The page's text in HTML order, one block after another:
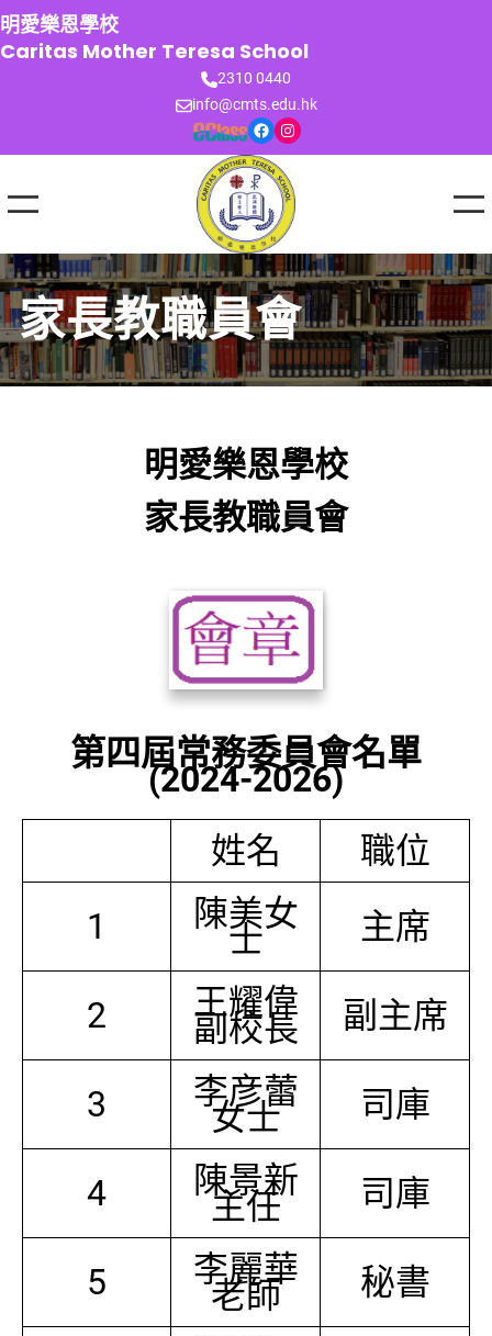
跳
至
主
明愛樂恩學校
Caritas Mother Teresa School
2310 0440
info@cmts.edu.hk
Facebook Instagram
家長教職員會
明愛樂恩學校
家長教職員會
第四屆常務委員會名單
(2024-2026)
姓名
職位
1
陳美女
士 主席
2 王耀偉
副校長 副主席
3 李彦蕾
女士 司庫
4 陳景新
主任 司庫
5 李麗華
老師 秘書